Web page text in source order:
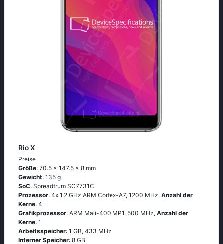
Rio X
Preise
Größe: 70.5 x 147.5 x 8 mm
Gewicht: 135 g
SoC: Sрrеаdtrum SС7731С
Prozessor: 4х 1.2 GНz АRМ Соrtех-А7, 1200 MHz, Anzahl der
Kerne: 4
Grafikprozessor: ARM Mali-400 MP1, 500 MHz, Anzahl der
Kerne: 1
Arbeitsspeicher: 1 GB, 433 MHz
Interner Speicher: 8 GB